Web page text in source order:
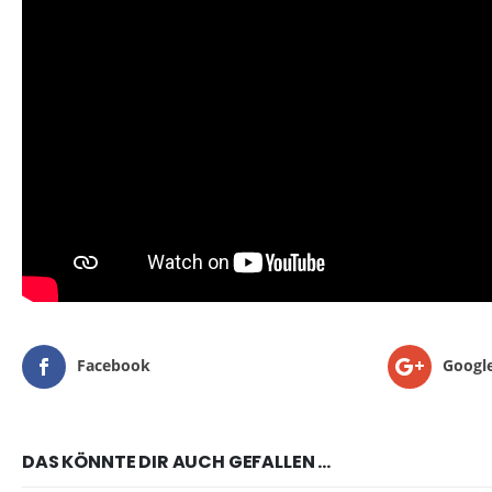
Facebook
DAS KÖNNTE DIR AUCH GEFALLEN …